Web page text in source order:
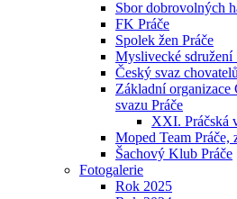
Sbor dobrovolných
FK Práče
Spolek žen Práče
Myslivecké
Český svaz
Základní organizace
svazu Práče
XXI. Práčská
Moped Team Práče,
Šachový Klub Práče
Fotogalerie
Rok 2025